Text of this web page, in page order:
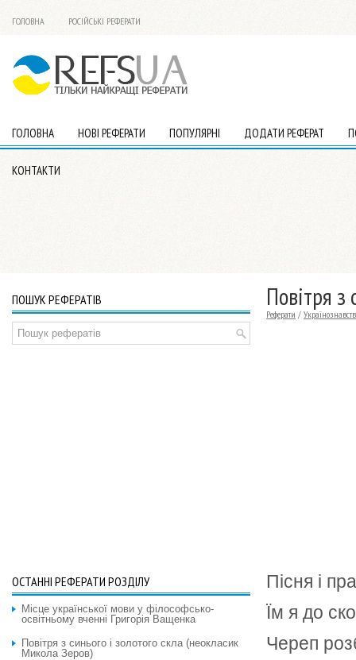
ГОЛОВНА РОСІЙСЬКІ РЕФЕРАТИ
ГОЛОВНА НОВІ РЕФЕРАТИ ПОПУЛЯРНІ ДОДАТИ РЕФЕРАТ
КОНТАКТИ
Повітря з
Реферати /
Пісня і
Їм я до
Череп
ПОШУК РЕФЕРАТІВ
ОСТАННІ РЕФЕРАТИ РОЗДІЛУ
Місце української мови у філософсько-
освітньому вченні Григорія Ващенка
Повітря з синього і золотого скла (неокласик
Микола Зеров)